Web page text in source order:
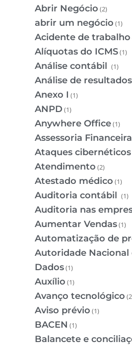
Abrir Negócio (2)
abrir um negócio (1)
Acidente de trabalho
Alíquotas do ICMS(1)
Análise contábil (1)
Análise de resultados
Anexo I (1)
ANPD (1)
Anywhere Office(1)
Assessoria Financeira
Ataques cibernéticos
Atendimento (2)
Atestado médico (1)
Auditoria contábil (1)
Auditoria nas
Aumentar Vendas(1)
Automatização de
Autoridade Nacional
Dados(1)
Auxílio (1)
Avanço tecnológico
Aviso prévio (1)
BACEN (1)
Balancete e